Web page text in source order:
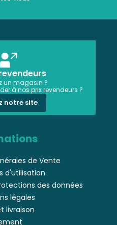
un magasin ?
à nos prix revendeurs ?
notre site
de Vente
d'utilisation
des données
légales
livraison